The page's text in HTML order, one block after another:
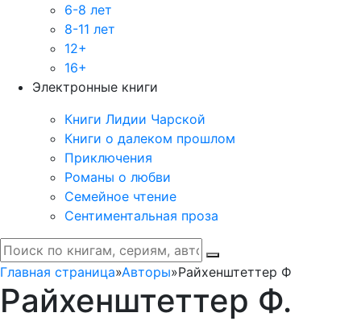
6-8 лет
8-11 лет
12+
16+
Электронные книги
Книги Лидии Чарской
Книги о далеком прошлом
Приключения
Романы о любви
Семейное чтение
Сентиментальная проза
Главная страница»Авторы»Райхенштеттер Ф
Райхенштеттер Ф.